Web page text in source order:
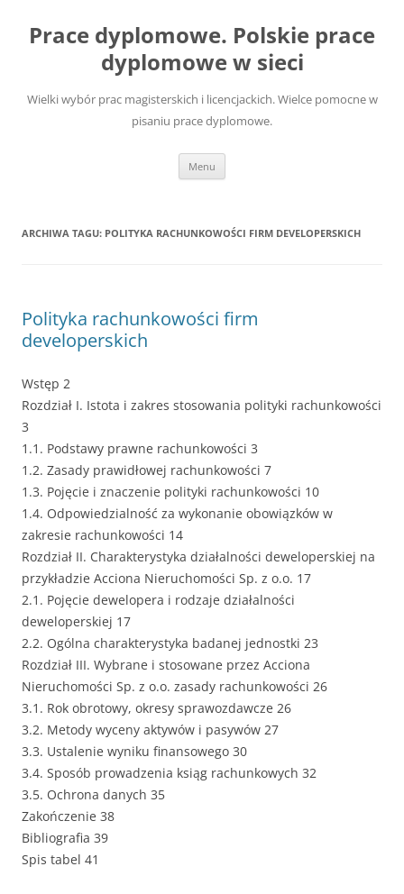
treści
Prace dyplomowe. Polskie prace
dyplomowe w sieci
Wielki wybór prac magisterskich i licencjackich. Wielce pomocne w
pisaniu prace dyplomowe.
Menu
ARCHIWA TAGU: POLITYKA RACHUNKOWOŚCI FIRM DEVELOPERSKICH
Polityka rachunkowości firm
developerskich
Wstęp 2
Rozdział I. Istota i zakres stosowania polityki rachunkowości
3
1.1. Podstawy prawne rachunkowości 3
1.2. Zasady prawidłowej rachunkowości 7
1.3. Pojęcie i znaczenie polityki rachunkowości 10
1.4. Odpowiedzialność za wykonanie obowiązków w
zakresie rachunkowości 14
Rozdział II. Charakterystyka działalności deweloperskiej na
przykładzie Acciona Nieruchomości Sp. z o.o. 17
2.1. Pojęcie dewelopera i rodzaje działalności
deweloperskiej 17
2.2. Ogólna charakterystyka badanej jednostki 23
Rozdział III. Wybrane i stosowane przez Acciona
Nieruchomości Sp. z o.o. zasady rachunkowości 26
3.1. Rok obrotowy, okresy sprawozdawcze 26
3.2. Metody wyceny aktywów i pasywów 27
3.3. Ustalenie wyniku finansowego 30
3.4. Sposób prowadzenia ksiąg rachunkowych 32
3.5. Ochrona danych 35
Zakończenie 38
Bibliografia 39
Spis tabel 41